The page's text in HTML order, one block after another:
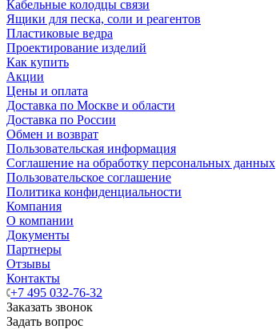
Кабельные колодцы связи
Ящики для песка, соли и реагентов
Пластиковые ведра
Проектирование изделий
Как купить
Акции
Цены и оплата
Доставка по Москве и области
Доставка по России
Обмен и возврат
Пользовательская информация
Соглашение на обработку персональных данных
Пользовательское соглашение
Политика конфиденциальности
Компания
О компании
Документы
Партнеры
Отзывы
Контакты
+7 495 032-76-32
Заказать звонок
Задать вопрос